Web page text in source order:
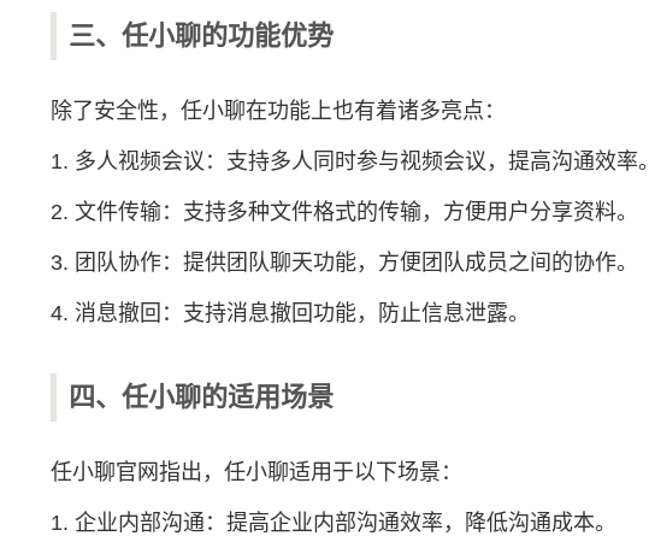
三、任小聊的功能优势
除了安全性，任小聊在功能上也有着诸多亮点：
1. 多人视频会议：支持多人同时参与视频会议，提高沟通效率。
2. 文件传输：支持多种文件格式的传输，方便用户分享资料。
3. 团队协作：提供团队聊天功能，方便团队成员之间的协作。
4. 消息撤回：支持消息撤回功能，防止信息泄露。
四、任小聊的适用场景
任小聊官网指出，任小聊适用于以下场景：
1. 企业内部沟通：提高企业内部沟通效率，降低沟通成本。